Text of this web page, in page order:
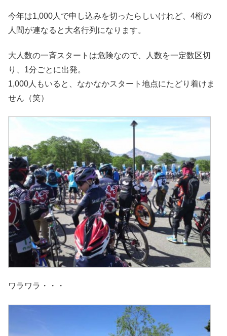
今年は1,000人で申し込みを切ったらしいけれど、4桁の
人間が連なると大名行列になります。
大人数の一斉スタートは危険なので、人数を一定数区切
り、1分ごとに出発。
1,000人もいると、なかなかスタート地点にたどり着けま
せん（笑）
ワラワラ・・・